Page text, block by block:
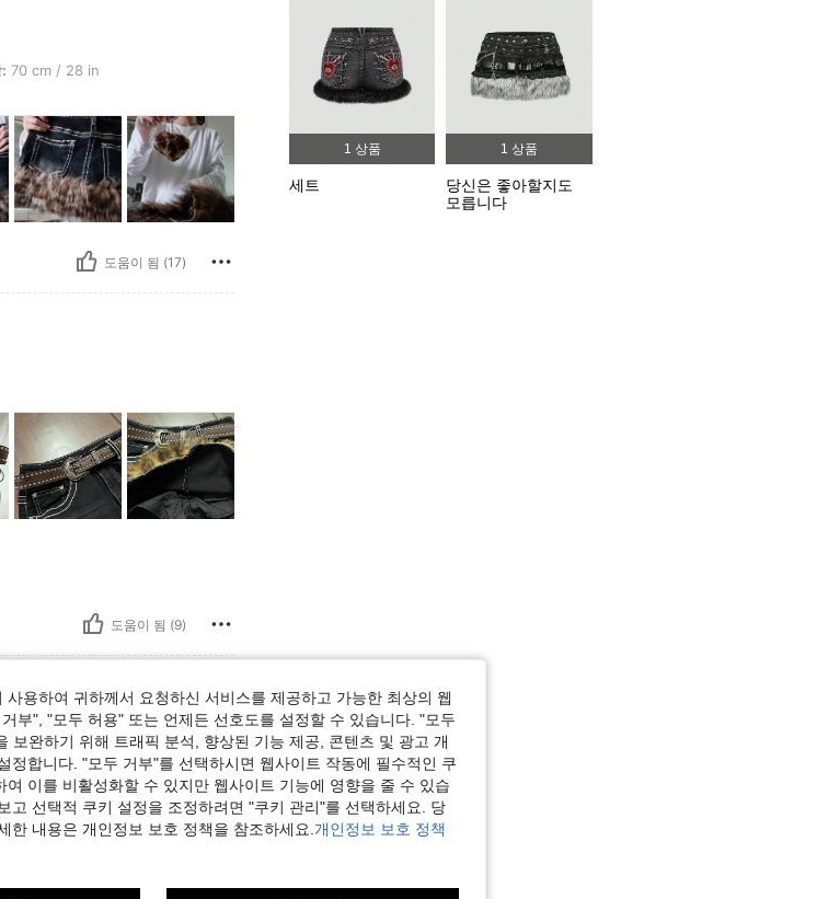
블랙, 사이즈: S
70 cm / 28 in
도움이 됨 (17)
도움이 됨 (9)
격대비강추 사진보다실물
빨면 털빠질지말지는 잘모
4.91
4.91 4.1M
4.91 4.1M
1 상품
세트
1 상품
당신은 좋아할지도
모릅니다
용하여 귀하께서 요청하신 서비스를 제공하고 가능한 최상의 웹
부", "모두 허용" 또는 언제든 선호도를 설정할 수 있습니다. "모두
보완하기 위해 트래픽 분석, 향상된 기능 제공, 콘텐츠 및 광고 개
정합니다. "모두 거부"를 선택하시면 웹사이트 작동에 필수적인 쿠
이를 비활성화할 수 있지만 웹사이트 기능에 영향을 줄 수 있습
고 선택적 쿠키 설정을 조정하려면 "쿠키 관리"를 선택하세요. 당
내용은 개인정보 보호 정책을 참조하세요. 개인정보 보호 정책